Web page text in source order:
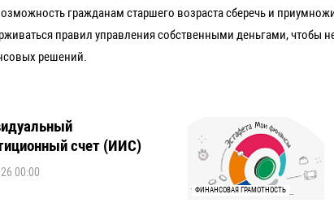
гражданам старшего возраста сберечь и
правил управления собственными деньгами, чтобы
решений.
счет (ИИС)
00:00
ФИНАНСОВАЯ ГРАМОТНОСТЬ